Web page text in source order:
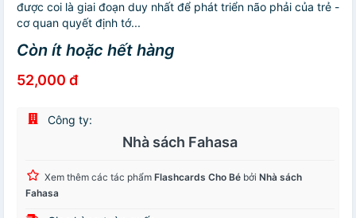
được coi là giai đoạn duy nhất để phát triển não phải của trẻ -
cơ quan quyết định tớ...
Còn ít hoặc hết hàng
52,000 đ
Công ty:
Nhà sách Fahasa
Xem thêm các tác phẩm Flashcards Cho Bé bởi Nhà sách
Fahasa